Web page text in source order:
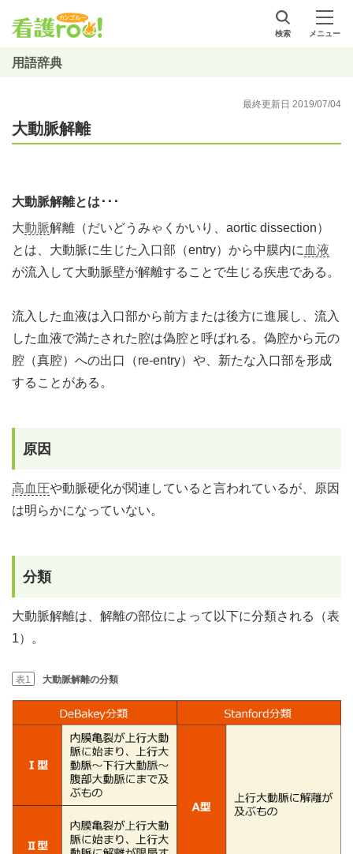
検索 メニュー
用語辞典
最終更新日 2019/07/04
大動脈解離
大動脈解離とは･･･
大動脈解離（だいどうみゃくかいり、aortic dissection）
とは、大動脈に生じた入口部（entry）から中膜内に 血液
が流入して大動脈壁が解離することで生じる疾患である。
流入した血液は入口部から前方または後方に進展し、流入
した血液で満たされた腔は偽腔と呼ばれる。偽腔から元の
腔（真腔）への出口（re-entry）や、新たな入口部を形成
することがある。
原因
高血圧や動脈硬化が関連していると言われているが、原因
は明らかになっていない。
分類
大動脈解離は、解離の部位によって以下に分類される（表
1）。
表1 大動脈解離の分類